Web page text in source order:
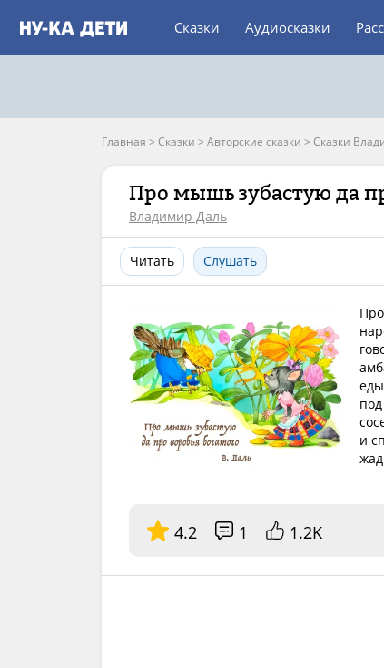
Сказки Аудиосказки
Главная > Сказки > Авторские сказки > Сказки
Про мышь зубастую да
Владимир Даль
Читать Слушать
и
4.2 1 1.2K